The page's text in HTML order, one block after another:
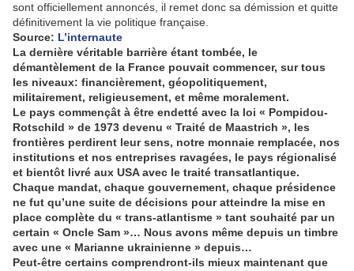
sont officiellement annoncés, il remet donc sa démission et quitte
définitivement la vie politique française.
Source: L’internaute
La dernière véritable barrière étant tombée, le
démantèlement de la France pouvait commencer, sur tous
les niveaux: financièrement, géopolitiquement,
militairement, religieusement, et même moralement.
Le pays commençât à être endetté avec la loi « Pompidou-
Rotschild » de 1973 devenu « Traité de Maastrich », les
frontières perdirent leur sens, notre monnaie remplacée, nos
institutions et nos entreprises ravagées, le pays régionalisé
et bientôt livré aux USA avec le traité transatlantique.
Chaque mandat, chaque gouvernement, chaque présidence
ne fut qu’une suite de décisions pour atteindre la mise en
place complète du « trans-atlantisme » tant souhaité par un
certain « Oncle Sam »… Nous avons même depuis un timbre
avec une « Marianne ukrainienne » depuis…
Peut-être certains comprendront-ils mieux maintenant que